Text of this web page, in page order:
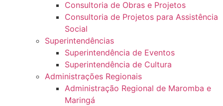
Consultoria de Obras e Projetos
Consultoria de Projetos para Assistência
Social
Superintendências
Superintendência de Eventos
Superintendência de Cultura
Administrações Regionais
Administração Regional de Maromba e
Maringá